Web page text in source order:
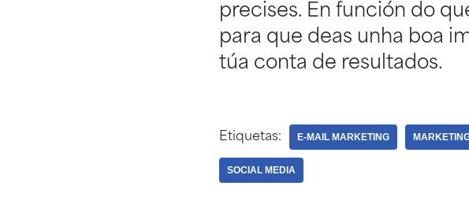
precises. En función do
para que deas unha boa
túa conta de resultados.
Etiquetas: E-MAIL MARKETING
SOCIAL MEDIA